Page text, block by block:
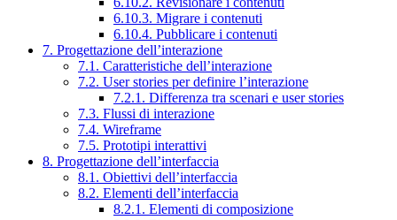
6.10.3. Migrare i contenuti
6.10.4. Pubblicare i contenuti
7. Progettazione dell’interazione
7.1. Caratteristiche dell’interazione
7.2. User stories per definire l’interazione
7.2.1. Differenza tra scenari e user stories
7.3. Flussi di interazione
7.4. Wireframe
7.5. Prototipi interattivi
8. Progettazione dell’interfaccia
8.1. Obiettivi dell’interfaccia
8.2. Elementi dell’interfaccia
8.2.1. Elementi di composizione